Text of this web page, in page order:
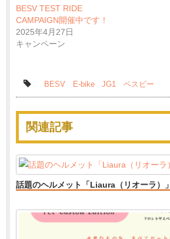
BESV TEST RIDE
CAMPAIGN開催中です！
2025年4月27日
キャンペーン
BESV
E-bike JG1 ベスビー
関連記事
話題のヘルメット「Liaura（リオーラ）